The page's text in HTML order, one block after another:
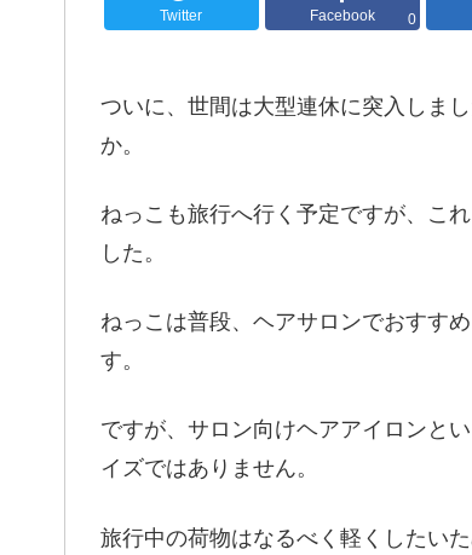
Twitter Facebook 0
ついに、世間は大型連休に突入しま
か。
ねっこも旅行へ行く予定ですが、こ
した。
ねっこは普段、ヘアサロンでおすす
す。
ですが、サロン向けヘアアイロンと
イズではありません。
旅行中の荷物はなるべく軽くしたい